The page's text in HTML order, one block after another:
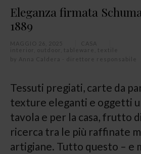
Eleganza firmata
1889
MAGGIO 26, 2025
CASA
interior
outdoor tableware
textile
Anna Caldera - direttore responsabile
Tessuti pregiati, carte da
texture eleganti e oggetti
tavola e per la casa, frutto
ricerca tra le più raffinate
artigiane. Tutto questo – e